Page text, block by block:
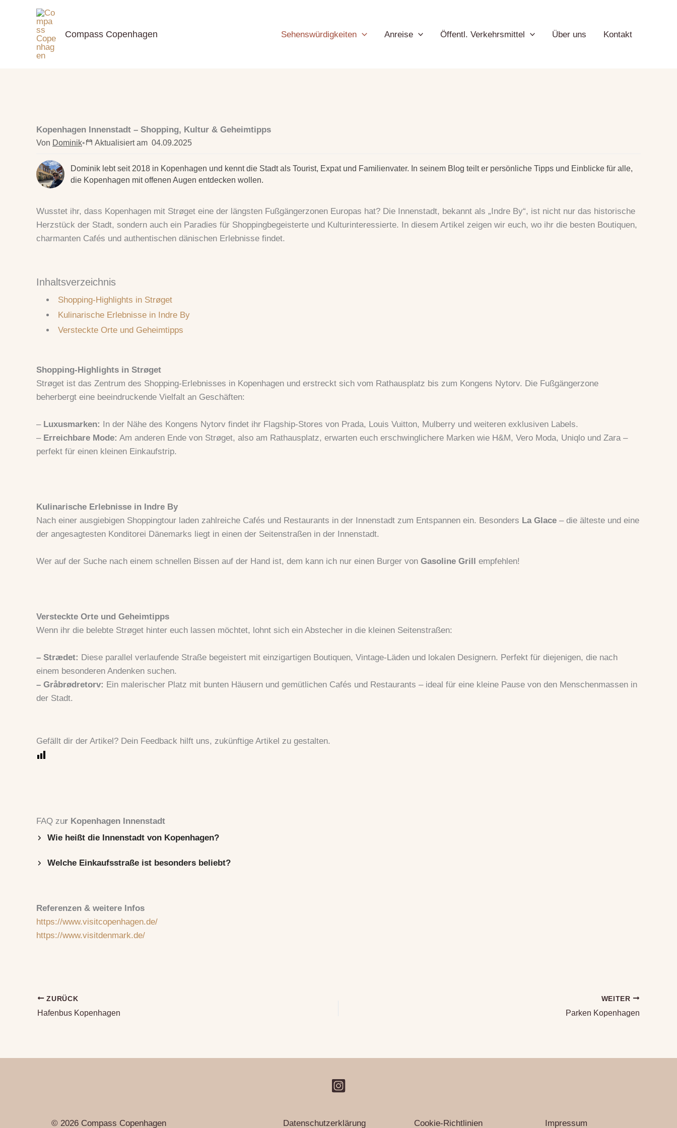
Compass Copenhagen Sehenswürdigkeiten Anreise Öffentl. Verkehrsmittel Über uns Kontakt
Kopenhagen Innenstadt – Shopping, Kultur & Geheimtipps
Von Dominik• Aktualisiert am 04.09.2025
Dominik lebt seit 2018 in Kopenhagen und kennt die Stadt als Tourist, Expat und Familienvater. In seinem Blog teilt er persönliche Tipps und Einblicke für alle,
die Kopenhagen mit offenen Augen entdecken wollen.
Wusstet ihr, dass Kopenhagen mit Strøget eine der längsten Fußgängerzonen Europas hat? Die Innenstadt, bekannt als „Indre By“, ist nicht nur das historische
Herzstück der Stadt, sondern auch ein Paradies für Shoppingbegeisterte und Kulturinteressierte. In diesem Artikel zeigen wir euch, wo ihr die besten Boutiquen,
charmanten Cafés und authentischen dänischen Erlebnisse findet.
Inhaltsverzeichnis
Shopping-Highlights in Strøget
Kulinarische Erlebnisse in Indre By
Versteckte Orte und Geheimtipps
Shopping-Highlights in Strøget
Strøget ist das Zentrum des Shopping-Erlebnisses in Kopenhagen und erstreckt sich vom Rathausplatz bis zum Kongens Nytorv. Die Fußgängerzone
beherbergt eine beeindruckende Vielfalt an Geschäften:
– Luxusmarken:
In der Nähe des Kongens Nytorv findet ihr Flagship-Stores von Prada, Louis Vuitton, Mulberry und weiteren exklusiven Labels.
– Erreichbare Mode: Am anderen Ende von Strøget, also am Rathausplatz, erwarten euch erschwinglichere Marken wie H&M, Vero Moda, Uniqlo und Zara –
perfekt für einen kleinen Einkaufstrip.
Kulinarische Erlebnisse in Indre By
Nach einer ausgiebigen Shoppingtour laden zahlreiche Cafés und Restaurants in der Innenstadt zum Entspannen ein. Besonders La Glace – die älteste und eine
der angesagtesten Konditorei Dänemarks liegt in einen der Seitenstraßen in der Innenstadt.
Wer auf der Suche nach einem schnellen Bissen auf der Hand ist, dem kann ich nur einen Burger von Gasoline Grill empfehlen!
Versteckte Orte und Geheimtipps
Wenn ihr die belebte Strøget hinter euch lassen möchtet, lohnt sich ein Abstecher in die kleinen Seitenstraßen:
– Strædet: Diese parallel verlaufende Straße begeistert mit einzigartigen Boutiquen, Vintage-Läden und lokalen Designern. Perfekt für diejenigen, die nach
einem besonderen Andenken suchen.
– Gråbrødretorv: Ein malerischer Platz mit bunten Häusern und gemütlichen Cafés und Restaurants – ideal für eine kleine Pause von den Menschenmassen in
der Stadt.
Gefällt dir der Artikel? Dein Feedback hilft uns, zukünftige Artikel zu gestalten.
FAQ zur Kopenhagen Innenstadt
Wie heißt die Innenstadt von Kopenhagen?
Welche Einkaufsstraße ist besonders beliebt?
Referenzen & weitere Infos
https://www.visitcopenhagen.de/
https://www.visitdenmark.de/
ZURÜCK
Hafenbus Kopenhagen
WEITER
Parken Kopenhagen
© 2026 Compass Copenhagen Datenschutzerklärung Cookie-Richtlinien Impressum